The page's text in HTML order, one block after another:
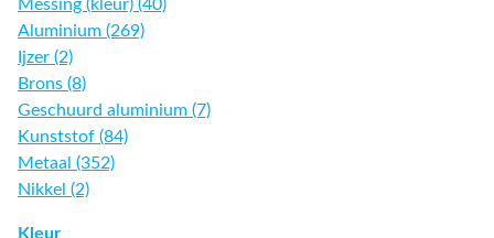
Messing (kleur) (40)
Aluminium (269)
Ijzer (2)
Brons (8)
Geschuurd aluminium (7)
Kunststof (84)
Metaal (352)
Nikkel (2)
Kleur